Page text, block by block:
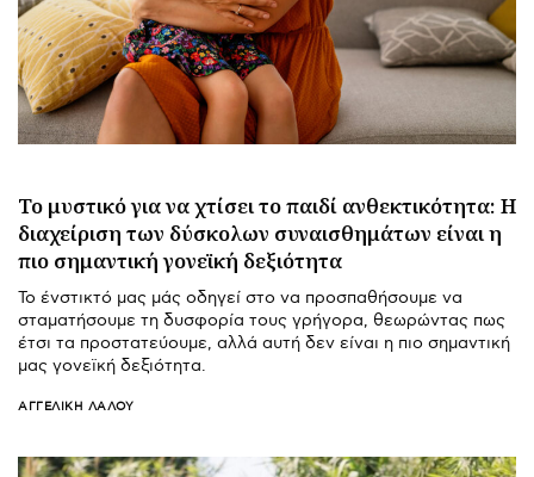
Το μυστικό για να χτίσει το παιδί ανθεκτικότητα: Η
διαχείριση των δύσκολων συναισθημάτων είναι η
πιο σημαντική γονεϊκή δεξιότητα
Το ένστικτό μας μάς οδηγεί στο να προσπαθήσουμε να
σταματήσουμε τη δυσφορία τους γρήγορα, θεωρώντας πως
έτσι τα προστατεύουμε, αλλά αυτή δεν είναι η πιο σημαντική
μας γονεϊκή δεξιότητα.
ΑΓΓΕΛΙΚΉ ΛΆΛΟΥ